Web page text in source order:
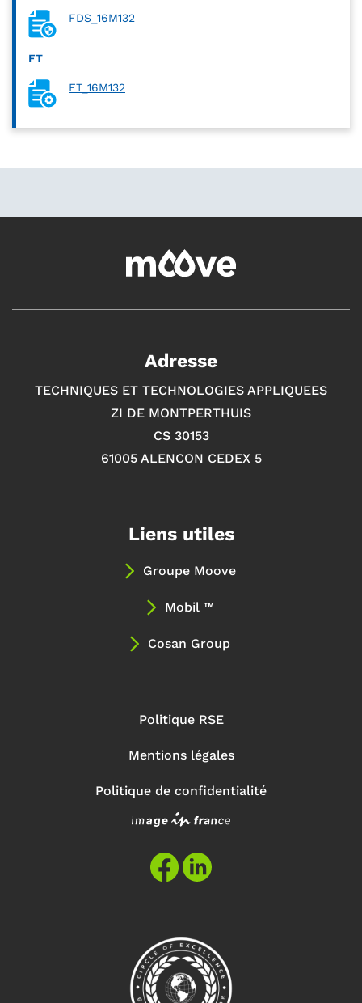
FDS_16M132
FT
FT_16M132
Adresse
TECHNIQUES ET TECHNOLOGIES APPLIQUEES
ZI DE MONTPERTHUIS
CS 30153
61005 ALENCON CEDEX 5
Liens utiles
Groupe Moove
Mobil ™
Cosan Group
Politique RSE
Mentions légales
Politique de confidentialité